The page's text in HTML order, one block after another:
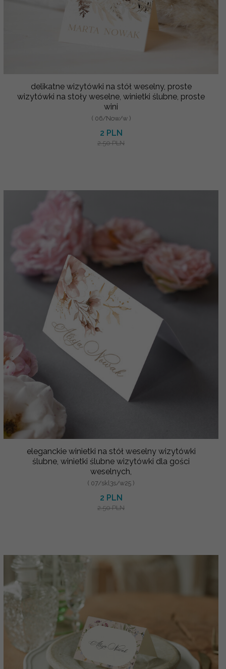
delikatne wizytówki na stół weselny, proste
wizytówki na stoły weselne, winietki ślubne, proste
wini
( 06/Now/w )
2 PLN
2.50 PLN
eleganckie winietki na stół weselny wizytówki
ślubne, winietki ślubne wizytówki dla gości
weselnych,
( 07/skl3s/w25 )
2 PLN
2.50 PLN